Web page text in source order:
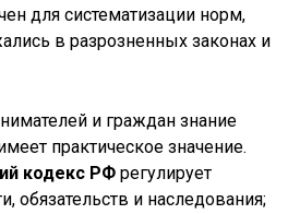
для систематизации норм,
в разрозненных законах и
и граждан знание
практическое значение.
кодекс РФ регулирует
обязательств и наследования;